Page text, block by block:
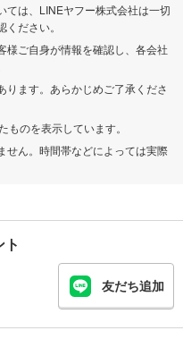
ては、LINEヤフー株式会社は一切
ださい。
様ご自身が情報を確認し、各会社
ります。あらかじめご了承くださ
のを表示しています。
せん。時間帯などによっては実際
友だち追加